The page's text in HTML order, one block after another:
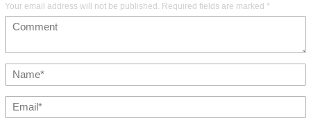
Your email address will not be published. Required fields are marked *